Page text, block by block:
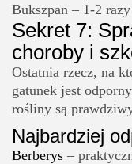
Bukszpan – 1-2
Sekret 7:
choroby i
Ostatnia rzecz, na
gatunek jest
rośliny są
Najbardziej
Berberys –